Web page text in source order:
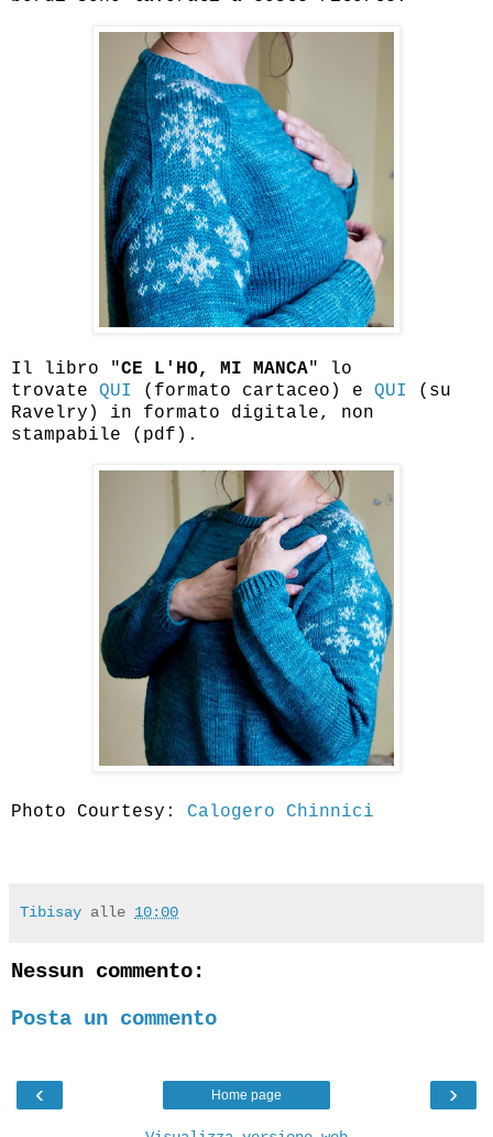
Il libro "CE L'HO, MI MANCA" lo
trovate QUI (formato cartaceo) e QUI
(su
Ravelry) in formato digitale, non
stampabile (pdf).
Photo Courtesy: Calogero Chinnici
Tibisay alle 10:00
Nessun commento:
Posta un commento
‹ ›
Home page